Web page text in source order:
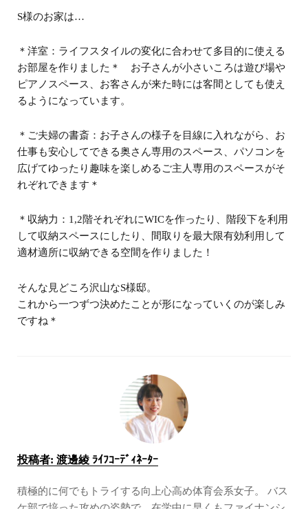
S様のお家は…
＊洋室：ライフスタイルの変化に合わせて多目的に使える
お部屋を作りました＊ お子さんが小さいころは遊び場や
ピアノスペース、お客さんが来た時には客間としても使え
るようになっています。
＊ご夫婦の書斎：お子さんの様子を目線に入れながら、お
仕事も安心してできる奥さん専用のスペース、パソコンを
広げてゆったり趣味を楽しめるご主人専用のスペースがそ
れぞれできます＊
＊収納力：1,2階それぞれにWICを作ったり、階段下を利用
して収納スペースにしたり、間取りを最大限有効利用して
適材適所に収納できる空間を作りました！
そんな見どころ沢山なS様邸。
これから一つずつ決めたことが形になっていくのが楽しみ
ですね＊
投稿者: 渡邊綾 ﾗｲﾌｺｰﾃﾞｨﾈｰﾀｰ
積極的に何でもトライする向上心高め体育会系女子。 バス